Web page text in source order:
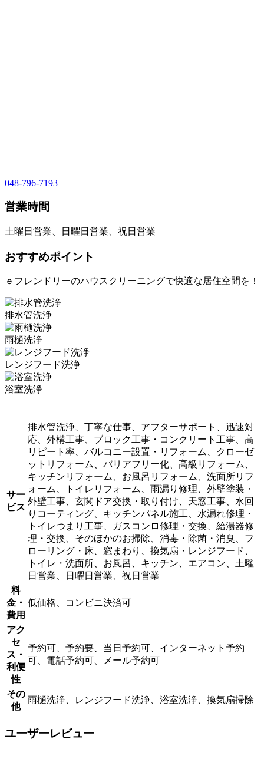
048-796-7193
営業時間
土曜日営業、日曜日営業、祝日営業
おすすめポイント
ｅフレンドリーのハウスクリーニングで快適な居住空間を！
排水管洗浄
雨樋洗浄
レンジフード洗浄
浴室洗浄
サー
ビス
排水管洗浄、丁寧な仕事、アフターサポート、迅速対
応、外構工事、ブロック工事・コンクリート工事、高
リピート率、バルコニー設置・リフォーム、クローゼ
ットリフォーム、バリアフリー化、高級リフォーム、
キッチンリフォーム、お風呂リフォーム、洗面所リフ
ォーム、トイレリフォーム、雨漏り修理、外壁塗装・
外壁工事、玄関ドア交換・取り付け、天窓工事、水回
りコーティング、キッチンパネル施工、水漏れ修理・
トイレつまり工事、ガスコンロ修理・交換、給湯器修
理・交換、そのほかのお掃除、消毒・除菌・消臭、フ
ローリング・床、窓まわり、換気扇・レンジフード、
トイレ・洗面所、お風呂、キッチン、エアコン、土曜
日営業、日曜日営業、祝日営業
料
金・
費用
低価格、コンビニ決済可
アク
セ
ス・
利便
性
予約可、予約要、当日予約可、インターネット予約
可、電話予約可、メール予約可
その
他
雨樋洗浄、レンジフード洗浄、浴室洗浄、換気扇掃除
ユーザーレビュー